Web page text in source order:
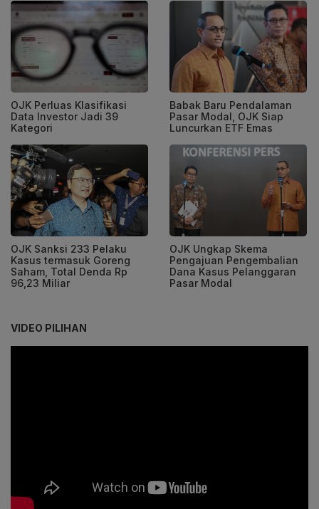
OJK Perluas Klasifikasi
Data Investor Jadi 39
Kategori
Babak Baru Pendalaman
Pasar Modal, OJK Siap
Luncurkan ETF Emas
OJK Sanksi 233 Pelaku
Kasus termasuk Goreng
Saham, Total Denda Rp
96,23 Miliar
OJK Ungkap Skema
Pengajuan Pengembalian
Dana Kasus Pelanggaran
Pasar Modal
VIDEO PILIHAN